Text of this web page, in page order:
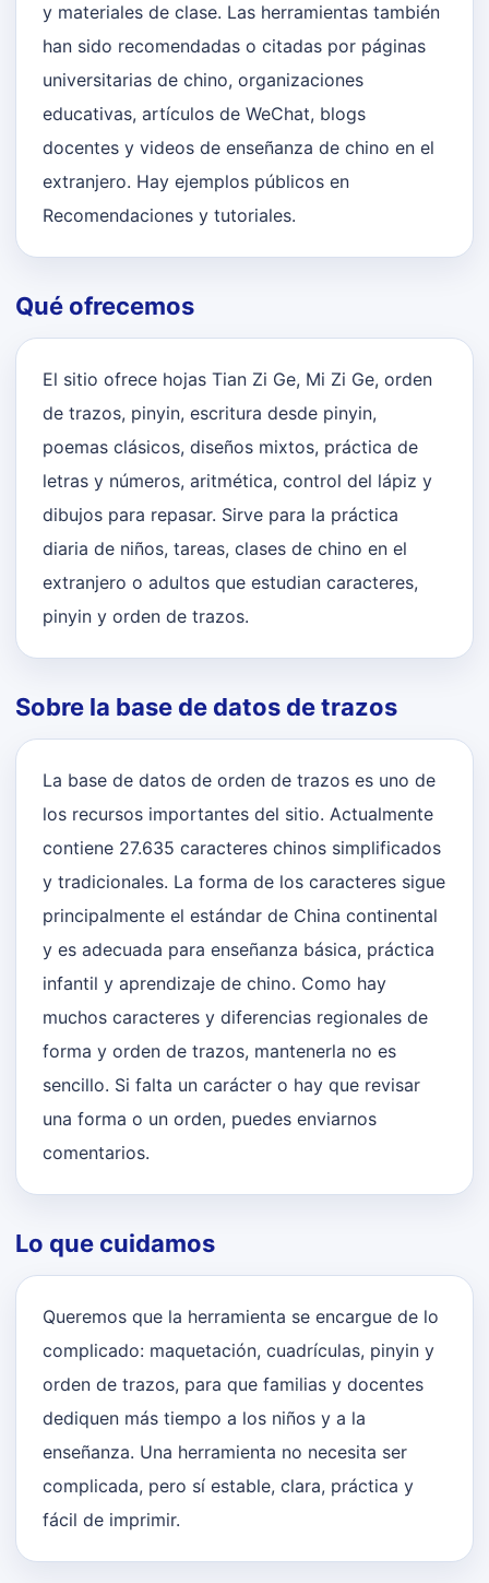
y materiales de clase. Las herramientas también
han sido recomendadas o citadas por páginas
universitarias de chino, organizaciones
educativas, artículos de WeChat, blogs
docentes y videos de enseñanza de chino en el
extranjero. Hay ejemplos públicos en
Recomendaciones y tutoriales.
Qué ofrecemos
El sitio ofrece hojas Tian Zi Ge, Mi Zi Ge, orden
de trazos, pinyin, escritura desde pinyin,
poemas clásicos, diseños mixtos, práctica de
letras y números, aritmética, control del lápiz y
dibujos para repasar. Sirve para la práctica
diaria de niños, tareas, clases de chino en el
extranjero o adultos que estudian caracteres,
pinyin y orden de trazos.
Sobre la base de datos de trazos
La base de datos de orden de trazos es uno de
los recursos importantes del sitio. Actualmente
contiene 27.635 caracteres chinos simplificados
y tradicionales. La forma de los caracteres sigue
principalmente el estándar de China continental
y es adecuada para enseñanza básica, práctica
infantil y aprendizaje de chino. Como hay
muchos caracteres y diferencias regionales de
forma y orden de trazos, mantenerla no es
sencillo. Si falta un carácter o hay que revisar
una forma o un orden, puedes enviarnos
comentarios.
Lo que cuidamos
Queremos que la herramienta se encargue de lo
complicado: maquetación, cuadrículas, pinyin y
orden de trazos, para que familias y docentes
dediquen más tiempo a los niños y a la
enseñanza. Una herramienta no necesita ser
complicada, pero sí estable, clara, práctica y
fácil de imprimir.